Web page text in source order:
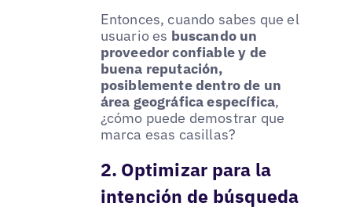
Entonces, cuando sabes que el
usuario es buscando un
proveedor confiable y de
buena reputación,
posiblemente dentro de un
área geográfica específica,
¿cómo puede demostrar que
marca esas casillas?
2. Optimizar para la
intención de búsqueda